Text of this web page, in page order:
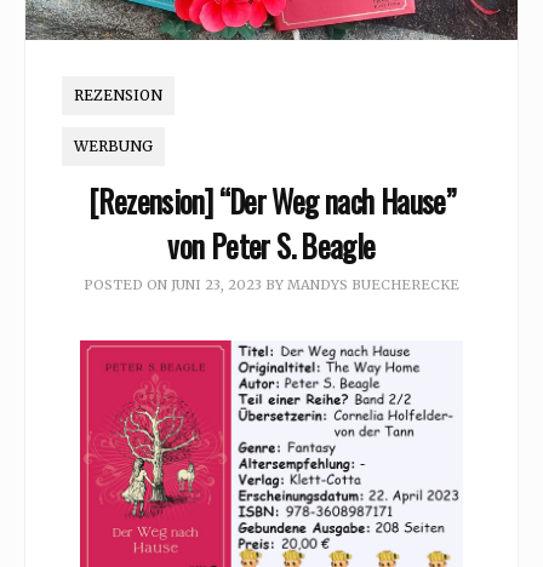
REZENSION
WERBUNG
[Rezension] “Der Weg nach Hause”
von Peter S. Beagle
POSTED ON JUNI 23, 2023 BY MANDYS BUECHERECKE